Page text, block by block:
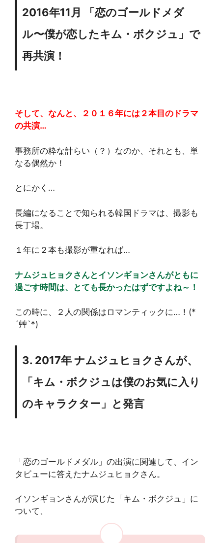
2016年11月 「恋のゴールドメダ
ル〜僕が恋したキム・ボクジュ」で
再共演！
そして、なんと、２０１６年には２本目のドラマ
の共演…
事務所の粋な計らい（？）なのか、それとも、単
なる偶然か！
とにかく…
長編になることで知られる韓国ドラマは、撮影も
長丁場。
１年に２本も撮影が重なれば…
ナムジュヒョクさんとイソンギョンさんがともに
過ごす時間は、とても長かったはずですよね～！
この時に、２人の関係はロマンティックに…！(*
´艸`*)
3. 2017年 ナムジュヒョクさんが、
「キム・ボクジュは僕のお気に入り
のキャラクター」と発言
「恋のゴールドメダル」の出演に関連して、イン
タビューに答えたナムジュヒョクさん。
イソンギョンさんが演じた「キム・ボクジュ」に
ついて、